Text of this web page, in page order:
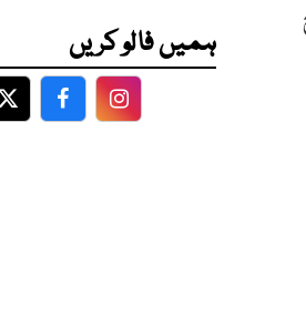
ہمیں فالو کریں
TwitterFacebookFacebook